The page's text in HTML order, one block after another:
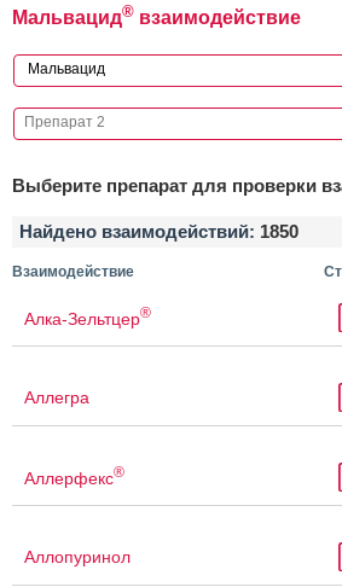
Мальвацид® взаимодействие
Выберите препарат для проверки
Найдено взаимодействий: 1850
Взаимодействие
Алка-Зельтцер®
Аллегра
Аллерфекс®
Аллопуринол